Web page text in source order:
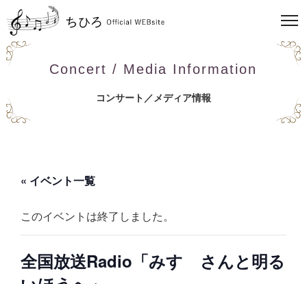
Concert / Media Information
コンサート／メディア情報
« イベント一覧
このイベントは終了しました。
全国放送Radio「みすゞさんと明る